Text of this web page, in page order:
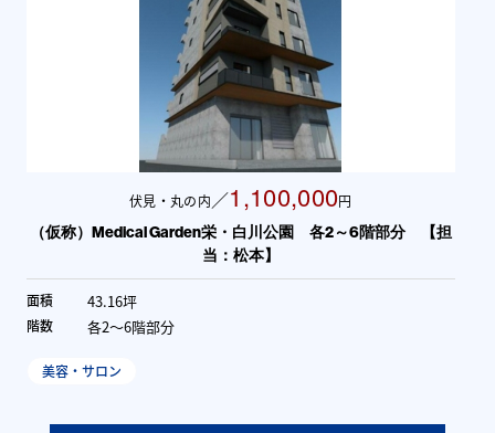
伏見・丸の内 ／1,100,000円
（仮称）Medical Garden栄・白川公園 各2～6階部分 【担
当：松本】
面積 43.16坪
階数 各2～6階部分
美容・サロン